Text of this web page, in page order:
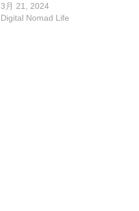
3月 21, 2024
Digital Nomad Life